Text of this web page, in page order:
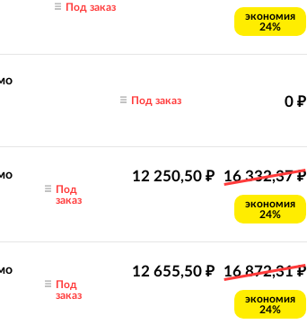
экономия
24%
Под заказ
0 ₽
Под заказ
12 250,50 ₽ 16 332,37₽
экономия
24%
Под
заказ
12 655,50 ₽ 16 872,31₽
экономия
24%
Под
заказ